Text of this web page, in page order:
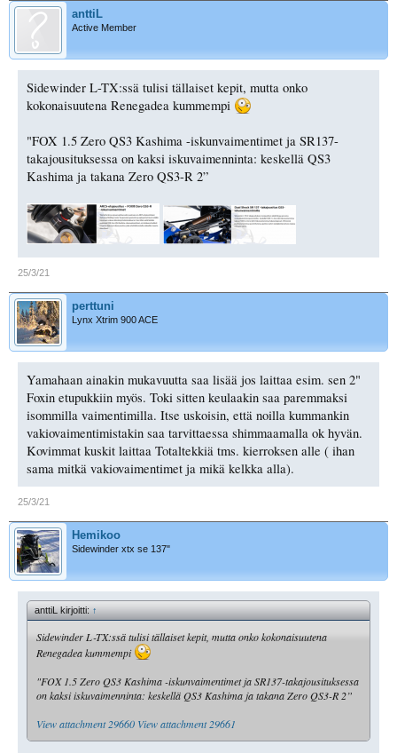
anttiL
Active Member
Sidewinder L-TX:ssä tulisi tällaiset kepit, mutta onko
kokonaisuutena Renegadea kummempi
"FOX 1.5 Zero QS3 Kashima -iskunvaimentimet ja SR137-
takajousituksessa on kaksi iskuvaimenninta: keskellä QS3
Kashima ja takana Zero QS3-R 2”
25/3/21
perttuni
Lynx Xtrim 900 ACE
Yamahaan ainakin mukavuutta saa lisää jos laittaa esim. sen 2"
Foxin etupukkiin myös. Toki sitten keulaakin saa paremmaksi
isommilla vaimentimilla. Itse uskoisin, että noilla kummankin
vakiovaimentimistakin saa tarvittaessa shimmaamalla ok hyvän.
Kovimmat kuskit laittaa Totaltekkiä tms. kierroksen alle ( ihan
sama mitkä vakiovaimentimet ja mikä kelkka alla).
25/3/21
Hemikoo
Sidewinder xtx se 137"
anttiL kirjoitti:↑
Sidewinder L-TX:ssä tulisi tällaiset kepit, mutta onko kokonaisuutena
Renegadea kummempi
"FOX 1.5 Zero QS3 Kashima -iskunvaimentimet ja SR137-takajousituksessa
on kaksi iskuvaimenninta: keskellä QS3 Kashima ja takana Zero QS3-R 2”
View attachment 29660 View attachment 29661